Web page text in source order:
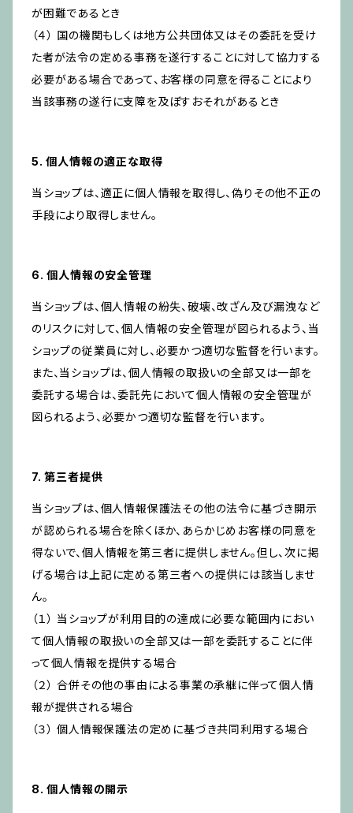
が困難であるとき
（４） 国の機関もしくは地方公共団体又はその委託を受け
た者が法令の定める事務を遂行することに対して協力する
必要がある場合であって、お客様の同意を得ることにより
当該事務の遂行に支障を及ぼすおそれがあるとき
5. 個人情報の適正な取得
当ショップは、適正に個人情報を取得し、偽りその他不正の
手段により取得しません。
6. 個人情報の安全管理
当ショップは、個人情報の紛失、破壊、改ざん及び漏洩など
のリスクに対して、個人情報の安全管理が図られるよう、当
ショップの従業員に対し、必要かつ適切な監督を行います。
また、当ショップは、個人情報の取扱いの全部又は一部を
委託する場合は、委託先において個人情報の安全管理が
図られるよう、必要かつ適切な監督を行います。
7. 第三者提供
当ショップは、個人情報保護法その他の法令に基づき開示
が認められる場合を除くほか、あらかじめお客様の同意を
得ないで、個人情報を第三者に提供しません。但し、次に掲
げる場合は上記に定める第三者への提供には該当しませ
ん。
（１） 当ショップが利用目的の達成に必要な範囲内におい
て個人情報の取扱いの全部又は一部を委託することに伴
って個人情報を提供する場合
（２） 合併その他の事由による事業の承継に伴って個人情
報が提供される場合
（３） 個人情報保護法の定めに基づき共同利用する場合
8. 個人情報の開示